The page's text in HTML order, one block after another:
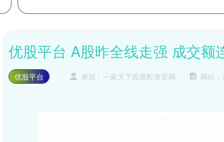
优股平台 A股昨全线走强 成交额
优股平台 来源：一家天下股票配资官网 网站